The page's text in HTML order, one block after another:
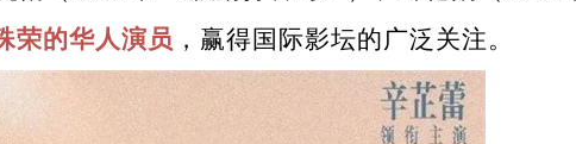
荣的华人演员 ，赢得国际影坛的广泛关注。